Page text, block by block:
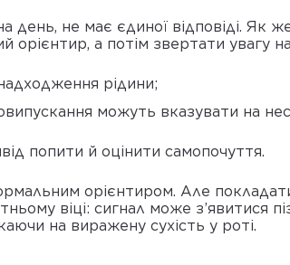
день, не має єдиної відповіді. Як
а потім звертати увагу на
рідини;
можуть вказувати на
попити й оцінити самопочуття.
орієнтиром. Але
віці: сигнал може з’явитися
на виражену сухість у роті.